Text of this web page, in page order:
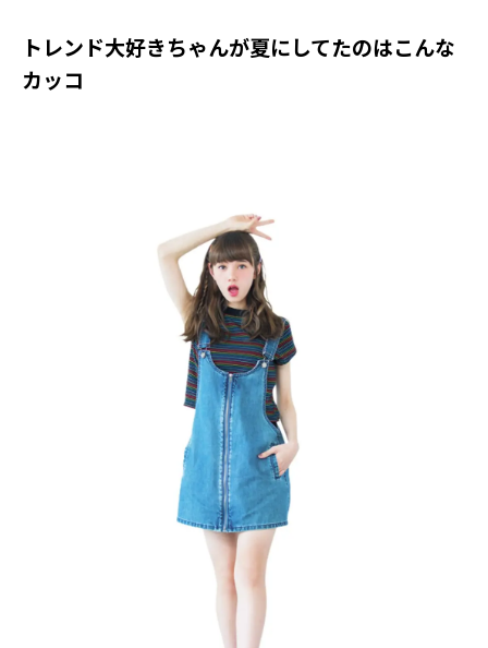
ゲッターズ飯田
MISS SEVENTEEN
ミスセブンティーンニュース
MAGAZINE
Follow us
ST member
新規会員登録・ログイン
トレンド大好きちゃんが夏にしてたのはこんな
カッコ